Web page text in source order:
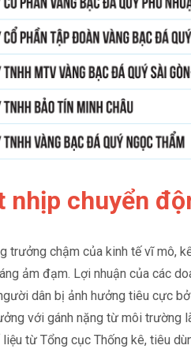
nhịp chuyển
trưởng chậm của kinh tế vĩ mô,
ảm đạm. Lợi nhuận của các
dân bị ảnh hưởng tiêu cực
với gánh nặng từ môi
từ Tổng cục Thống kê, tiêu